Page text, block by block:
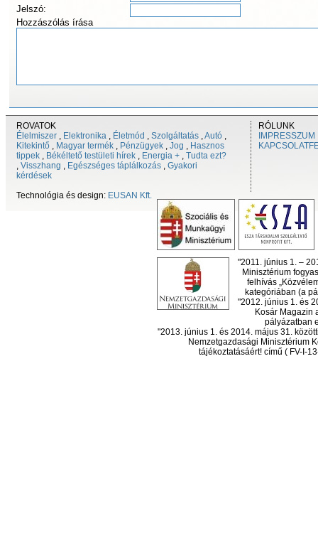
Jelszó:
Hozzászólás írása
ROVATOK
Élelmiszer , Elektronika , Életmód , Szolgáltatás ,Autó ,
Kitekintő , Magyar termék , Pénzügyek , Jog , Hasznos
tippek , Békéltető testületi hírek , Energia + , Tudta ezt?
, Visszhang , Egészséges táplálkozás , Gyakori
kérdések
Technológia és design: EUSAN Kft.
RÓLUNK
IMPRESSZUM
"2011. június 1. –
Minisztérium
felhívás
kategóriában (a
"2012. június 1. és
Kosár Magazin
pályázatban
"2013. június 1. és 2014. május 31.
Nemzetgazdasági Minisztérium
tájékoztatásáért! című ( FV-I-